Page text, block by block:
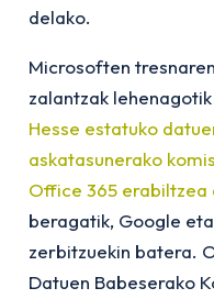
delako.
Microsoften
zalantzak
Hesse estatuko
askatasunerako
Office 365 erabiltzea
beragatik, Google
zerbitzuekin batera.
Datuen Babeserako